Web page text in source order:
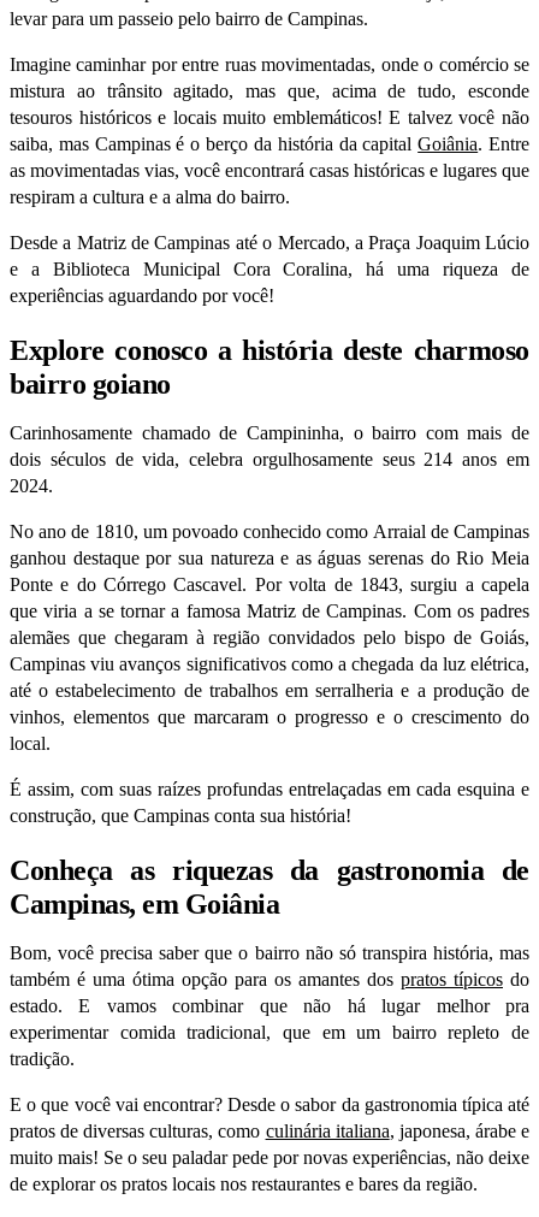
levar para um passeio pelo bairro de Campinas.
Imagine caminhar por entre ruas movimentadas, onde o comércio se
mistura ao trânsito agitado, mas que, acima de tudo, esconde
tesouros históricos e locais muito emblemáticos!E talvez você não
saiba, mas Campinas é o berço da história da capitalGoiânia. Entre
as movimentadas vias, você encontrará casas históricas e lugares que
respiram a cultura e a alma do bairro.
Desde a Matriz de Campinas até o Mercado, a Praça Joaquim Lúcio
e a Biblioteca Municipal Cora Coralina, há uma riqueza de
experiências aguardando por você!
Explore conosco a história deste charmoso
bairro goiano
Carinhosamente chamado de Campininha, o bairro com mais de
dois séculos de vida, celebra orgulhosamente seus 214 anos em
2024.
No ano de 1810, um povoado conhecido como Arraial de Campinas
ganhou destaque por sua natureza e as águas serenas do Rio Meia
Ponte e do Córrego Cascavel. Por volta de 1843, surgiu a capela
que viria a se tornar a famosa Matriz de Campinas. Com os padres
alemães que chegaram à região convidados pelo bispo de Goiás,
Campinas viu avanços significativos como a chegada da luz elétrica,
até o estabelecimento de trabalhos em serralheria e a produção de
vinhos, elementos que marcaram o progresso e o crescimento do
local.
É assim, com suas raízes profundas entrelaçadas em cada esquina e
construção, que Campinas conta sua história!
Conheça as riquezas da gastronomia de
Campinas, em Goiânia
Bom, você precisa saber que o bairro não só transpira história, mas
também é uma ótima opção para os amantes dos pratos típicos do
estado. E vamos combinar que não há lugar melhor pra
experimentar comida tradicional, que em um bairro repleto de
tradição.
E o que você vai encontrar? Desde o sabor da gastronomia típica até
pratos de diversas culturas, como culinária italiana, japonesa, árabe e
muito mais! Se o seu paladar pede por novas experiências, não deixe
de explorar os pratos locais nos restaurantes e bares da região.